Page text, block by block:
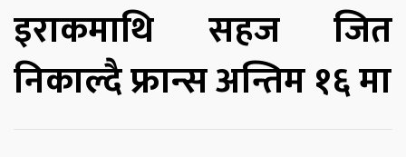
इराकमाथि सहज जित
निकाल्दै फ्रान्स अन्तिम १६ मा